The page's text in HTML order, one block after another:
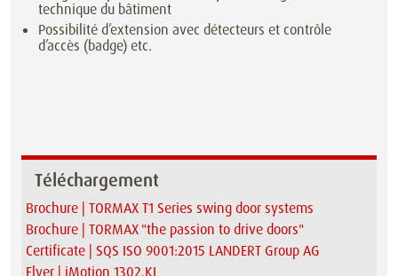
technique du bâtiment
Possibilité d’extension avec détecteurs et contrôle
d’accès (badge) etc.
Téléchargement
Brochure | TORMAX T1 Series swing door systems
Brochure | TORMAX "the passion to drive doors"
Certificate | SQS ISO 9001:2015 LANDERT Group AG
Flyer | iMotion 1302.KI